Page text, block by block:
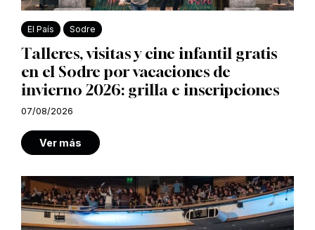
El País Sodre
Talleres, visitas y cine infantil gratis
en el Sodre por vacaciones de
invierno 2026: grilla e inscripciones
07/08/2026
Ver más